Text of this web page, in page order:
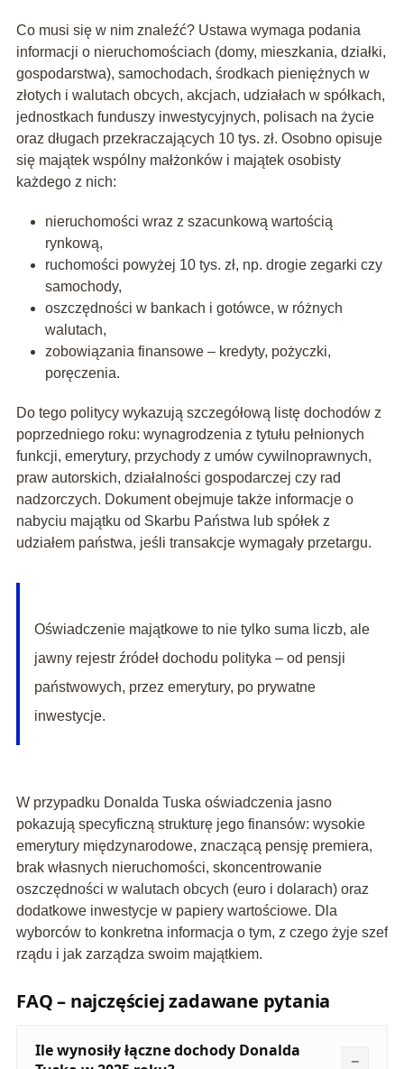
Co musi się w nim znaleźć? Ustawa wymaga podania
informacji o nieruchomościach (domy, mieszkania, działki,
gospodarstwa), samochodach, środkach pieniężnych w
złotych i walutach obcych, akcjach, udziałach w spółkach,
jednostkach funduszy inwestycyjnych, polisach na życie
oraz długach przekraczających 10 tys. zł. Osobno opisuje
się majątek wspólny małżonków i majątek osobisty
każdego z nich:
nieruchomości wraz z szacunkową wartością
rynkową,
ruchomości powyżej 10 tys. zł, np. drogie zegarki czy
samochody,
oszczędności w bankach i gotówce, w różnych
walutach,
zobowiązania finansowe – kredyty, pożyczki,
poręczenia.
Do tego politycy wykazują szczegółową listę dochodów z
poprzedniego roku: wynagrodzenia z tytułu pełnionych
funkcji, emerytury, przychody z umów cywilnoprawnych,
praw autorskich, działalności gospodarczej czy rad
nadzorczych. Dokument obejmuje także informacje o
nabyciu majątku od Skarbu Państwa lub spółek z
udziałem państwa, jeśli transakcje wymagały przetargu.
Oświadczenie majątkowe to nie tylko suma liczb, ale
jawny rejestr źródeł dochodu polityka – od pensji
państwowych, przez emerytury, po prywatne
inwestycje.
W przypadku Donalda Tuska oświadczenia jasno
pokazują specyficzną strukturę jego finansów: wysokie
emerytury międzynarodowe, znaczącą pensję premiera,
brak własnych nieruchomości, skoncentrowanie
oszczędności w walutach obcych (euro i dolarach) oraz
dodatkowe inwestycje w papiery wartościowe. Dla
wyborców to konkretna informacja o tym, z czego żyje szef
rządu i jak zarządza swoim majątkiem.
FAQ – najczęściej zadawane pytania
Ile wynosiły łączne dochody Donalda